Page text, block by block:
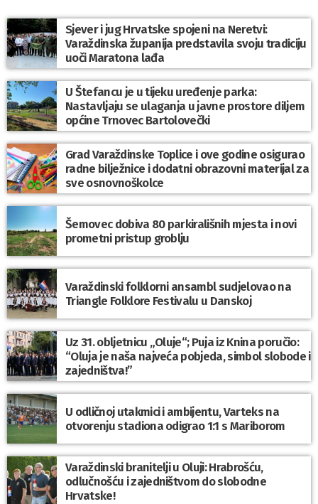
Sjever i jug Hrvatske spojeni na Neretvi:
Varaždinska županija predstavila svoju tradiciju
uoči Maratona lađa
U Štefancu je u tijeku uređenje parka:
Nastavljaju se ulaganja u javne prostore diljem
općine Trnovec Bartolovečki
Grad Varaždinske Toplice i ove godine osigurao
radne bilježnice i dodatni obrazovni materijal za
sve osnovnoškolce
Šemovec dobiva 80 parkirališnih mjesta i novi
prometni pristup groblju
Varaždinski folklorni ansambl sudjelovao na
Triangle Folklore Festivalu u Danskoj
Uz 31. obljetnicu „Oluje“; Puja iz Knina poručio:
“Oluja je naša najveća pobjeda, simbol slobode i
zajedništva!”
U odličnoj utakmici i ambijentu, Varteks na
otvorenju stadiona odigrao 1:1 s Mariborom
Varaždinski branitelji u Oluji: Hrabrošću,
odlučnošću i zajedništvom do slobodne
Hrvatske!